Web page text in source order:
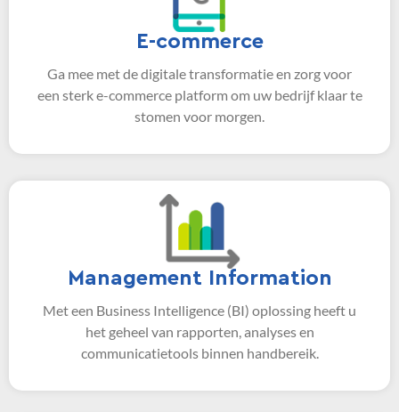
E-commerce
Ga mee met de digitale transformatie en zorg voor
een sterk e-commerce platform om uw bedrijf klaar te
stomen voor morgen.
Management Information
Met een Business Intelligence (BI) oplossing heeft u
het geheel van rapporten, analyses en
communicatietools binnen handbereik.